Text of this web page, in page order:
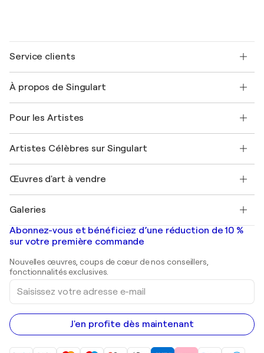
Service clients
Expédition
Offrir une carte cadeau
Rejoignez notre programme commercial
Mon compte
+33 1 76 44 06 42
À propos de Singulart
FAQ
Magazine Singulart
Emplois
Découvrez une sélection d'art original
Pour les Artistes
Se connecter en tant qu'Artiste
Artistes Célèbres sur Singulart
Marc Chagall
Banksy
Mr. Brainwash
Shepard Fairey
Œuvres d'art à vendre
Tableaux abstraits à vendre
Peintures de paysage
Estampes
Peintures acryliques
Galeries
Galeries d'art en France
Galeries d'art en Belgique
Abonnez-vous et bénéficiez d’une réduction de 10 %
sur votre première commande
Nouvelles œuvres, coups de cœur de nos conseillers,
fonctionnalités exclusives.
Saisissez
votre
adresse
e-
mail
J'en profite dès maintenant